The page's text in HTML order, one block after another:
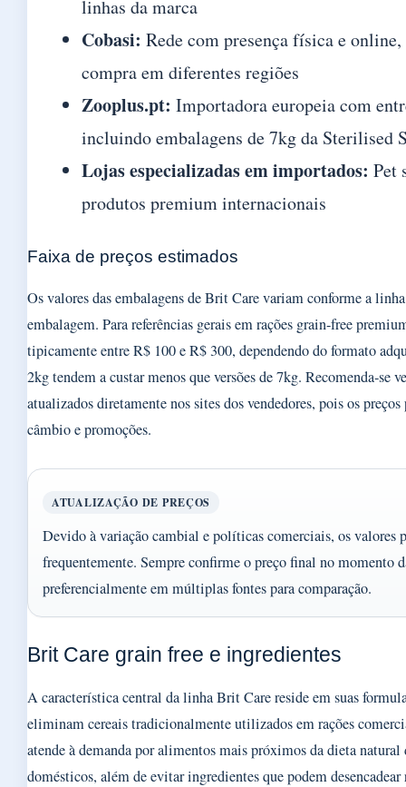
linhas da marca
Cobasi: Rede com presença física e
compra em diferentes regiões
Zooplus.pt: Importadora europeia com
incluindo embalagens de 7kg da Sterilised
Lojas especializadas em importados: Pet
produtos premium internacionais
Faixa de preços estimados
Os valores das embalagens de Brit Care variam conforme a
embalagem. Para referências gerais em rações grain-free
tipicamente entre R$ 100 e R$ 300, dependendo do formato
2kg tendem a custar menos que versões de 7kg. Recomenda-se
atualizados diretamente nos sites dos vendedores, pois os
câmbio e promoções.
ATUALIZAÇÃO DE PREÇOS
Devido à variação cambial e políticas comerciais, os valores
frequentemente. Sempre confirme o preço final no momento
preferencialmente em múltiplas fontes para comparação.
Brit Care grain free e ingredientes
A característica central da linha Brit Care reside em suas
eliminam cereais tradicionalmente utilizados em rações
atende à demanda por alimentos mais próximos da dieta natural
domésticos, além de evitar ingredientes que podem desencadear